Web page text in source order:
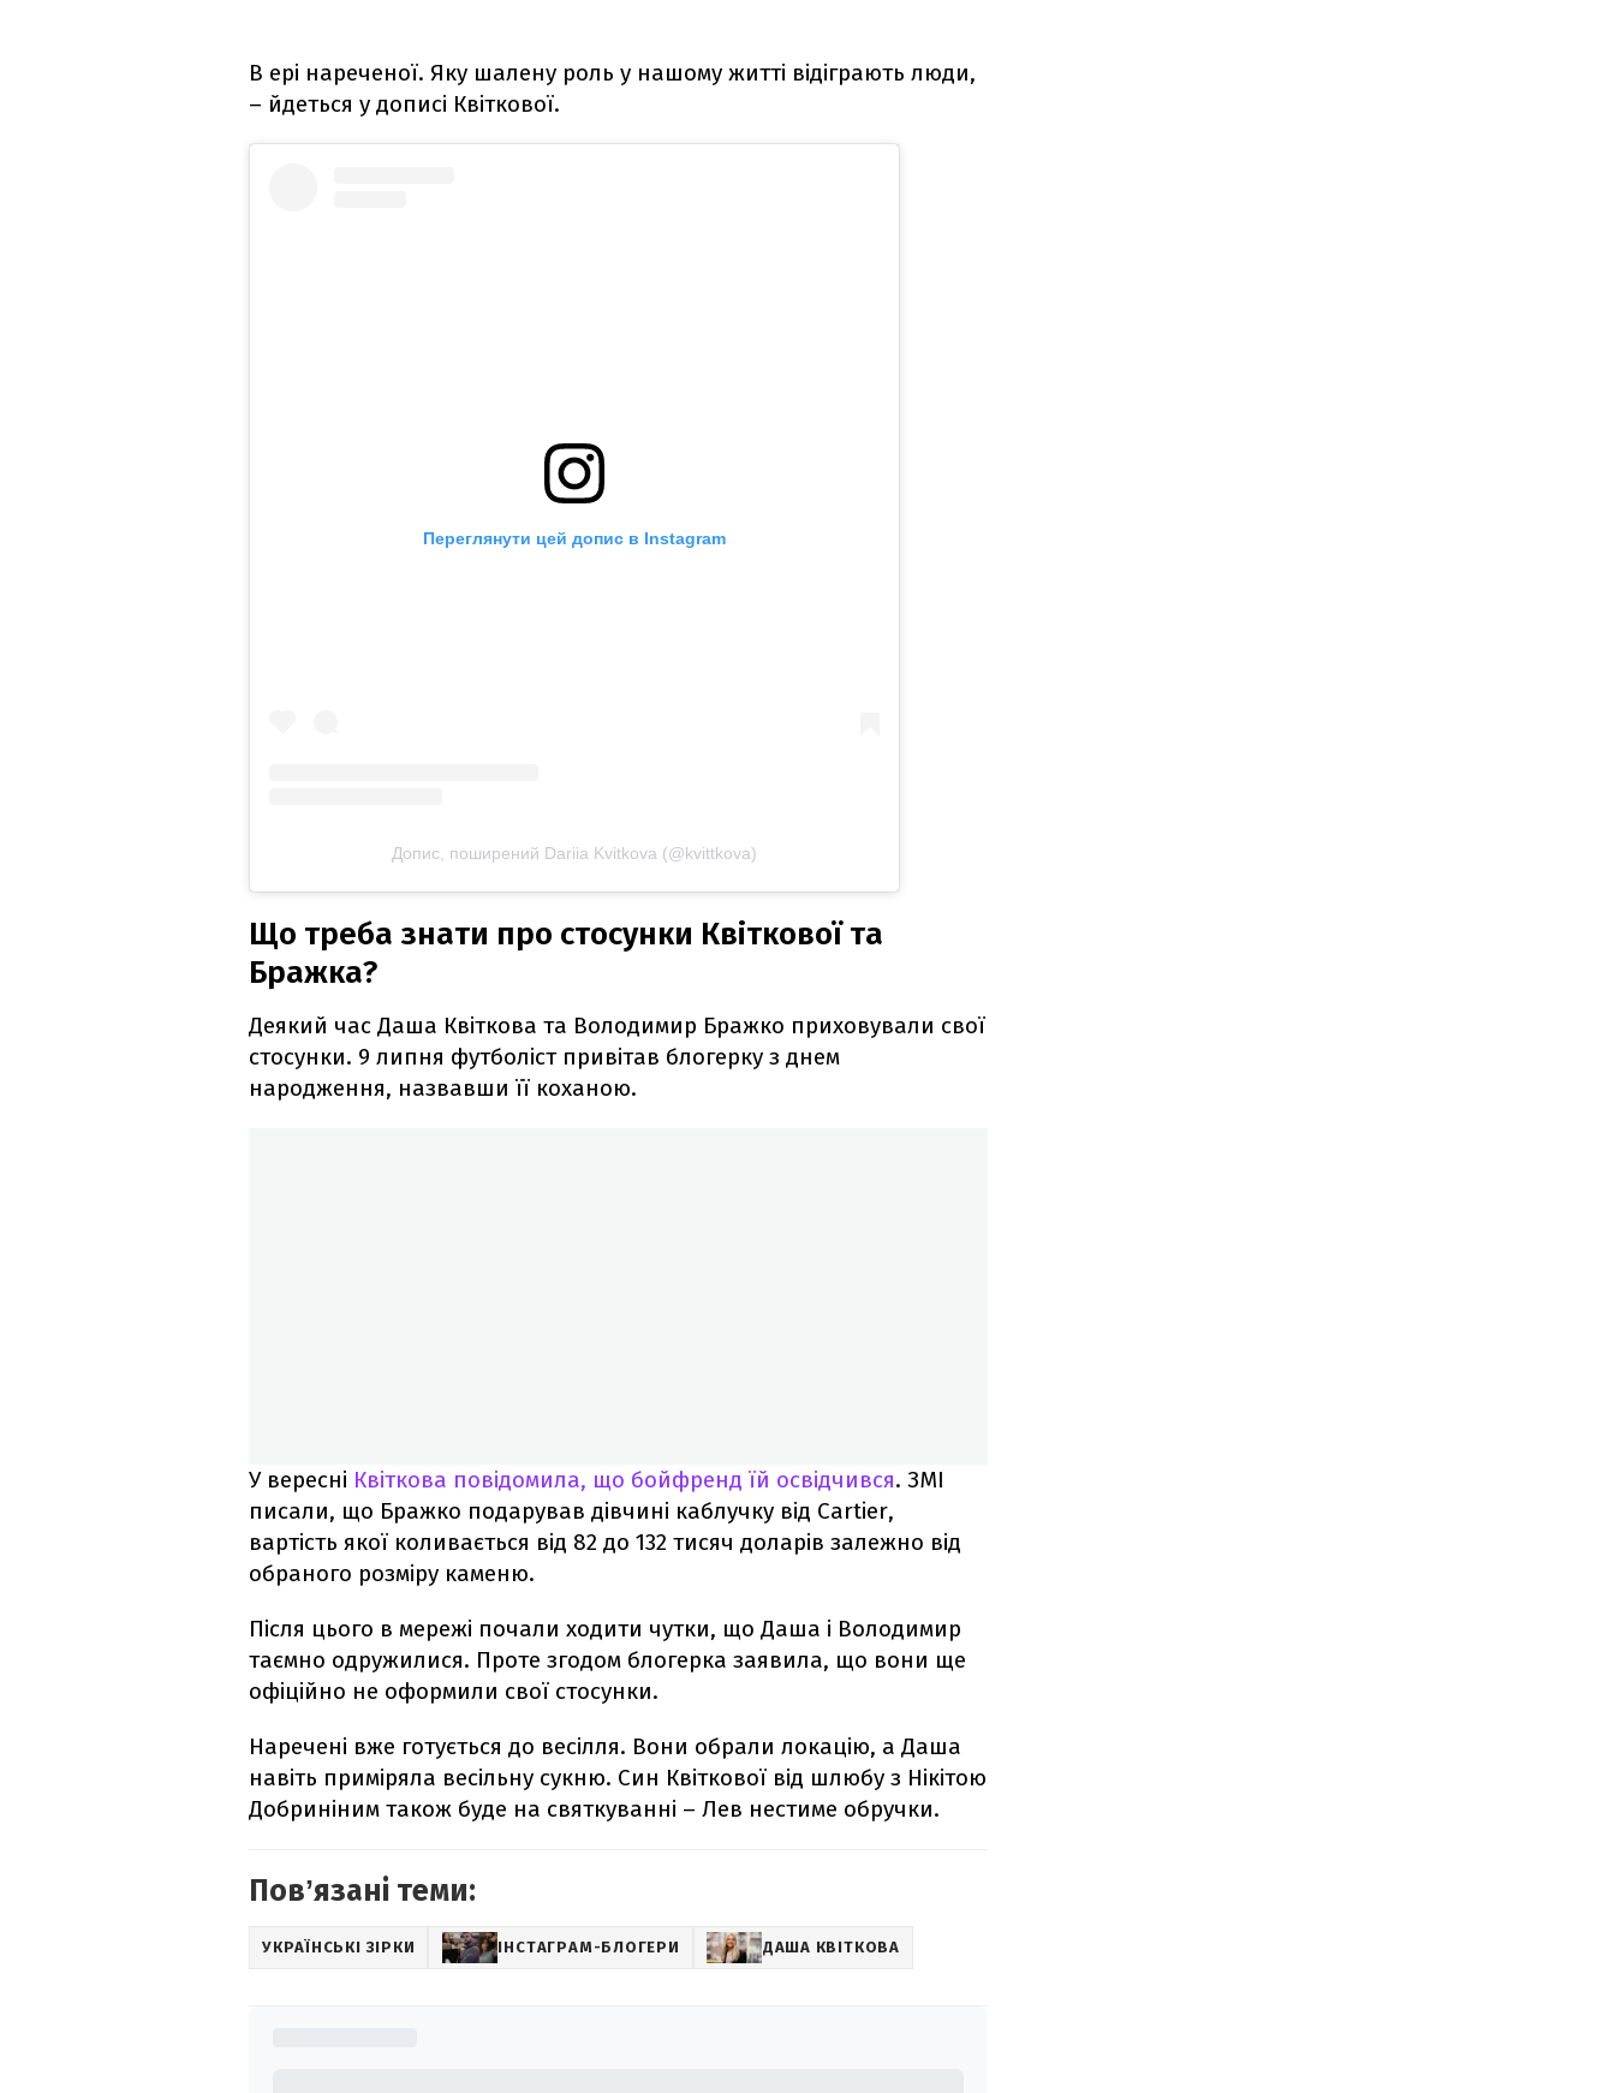
В ері нареченої. Яку шалену роль у нашому житті відіграють люди,
– йдеться у дописі Квіткової.
Переглянути цей допис в Instagram
Допис, поширений Dariia Kvitkova (@kvittkova)
Що треба знати про стосунки Квіткової та
Бражка?
Деякий час Даша Квіткова та Володимир Бражко приховували свої
стосунки. 9 липня футболіст привітав блогерку з днем
народження, назвавши її коханою.
У вересні Квіткова повідомила, що бойфренд їй освідчився. ЗМІ
писали, що Бражко подарував дівчині каблучку від Cartier,
вартість якої коливається від 82 до 132 тисяч доларів залежно від
обраного розміру каменю.
Після цього в мережі почали ходити чутки, що Даша і Володимир
таємно одружилися. Проте згодом блогерка заявила, що вони ще
офіційно не оформили свої стосунки.
Наречені вже готується до весілля. Вони обрали локацію, а Даша
навіть приміряла весільну сукню. Син Квіткової від шлюбу з Нікітою
Добриніним також буде на святкуванні – Лев нестиме обручки.
Повʼязані теми:
УКРАЇНСЬКІ ЗІРКИ ІНСТАГРАМ-БЛОГЕРИ ДАША КВІТКОВА